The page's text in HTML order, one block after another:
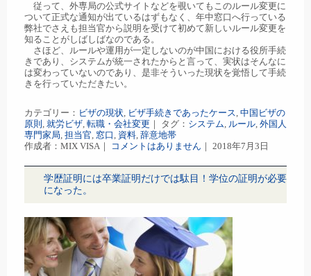
従って、外専局の公式サイトなどを覗いてもこのルール変更に
ついて正式な通知が出ているはずもなく、年中窓口へ行っている
弊社でさえも担当官から説明を受けて初めて新しいルール変更を
知ることがしばしばなのである。
さほど、ルールや運用が一定しないのが中国における役所手続
きであり、システムが統一されたからと言って、実状はそんなに
は変わっていないのであり、是非そういった現状を覚悟して手続
きを行っていただきたい。
カテゴリー： ビザの現状, ビザ手続きであったケース, 中国ビザの
原則 , 就労ビザ, 転職・会社変更 ｜ タグ： システム, ルール, 外国人
専門家局, 担当官, 窓口 , 資料, 辞意地帯
作成者：MIX VISA｜
コメントはありません ｜ 2018年7月3日
学歴証明には卒業証明だけでは駄目！学位の証明が必要
になった。